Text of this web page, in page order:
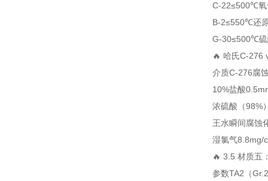
C-22≤500℃
B-2≤550℃还
G-30≤500℃
🔥 哈氏C-276
介质C-276腐
10%盐酸
浓硫酸（98%
王水瞬间腐蚀
湿氯气8.8mg/
🔥 3.5 材质五
参数TA2（